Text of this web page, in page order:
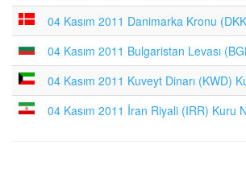
04 Kasım 2011 Danimarka Kronu
04 Kasım 2011 Bulgaristan Levası
04 Kasım 2011 Kuveyt Dinarı (KWD)
04 Kasım 2011 İran Riyali (IRR) Kuru